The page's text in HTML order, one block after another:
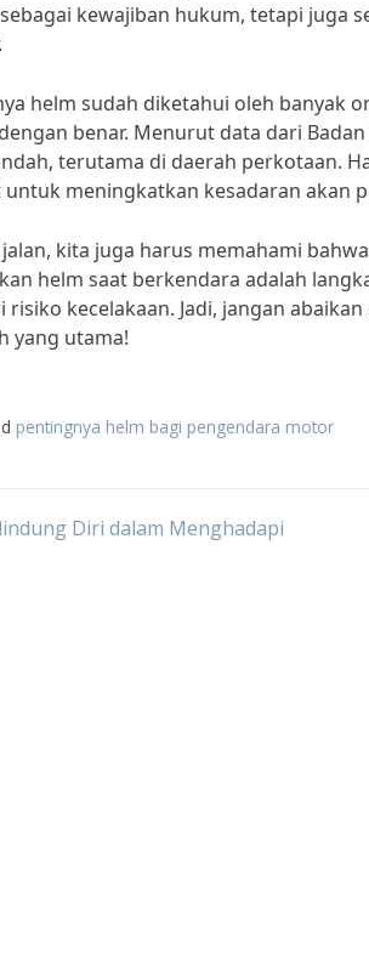
kewajiban hukum, tetapi juga
helm sudah diketahui oleh banyak
benar. Menurut data dari
terutama di daerah perkotaan.
meningkatkan kesadaran akan
kita juga harus memahami
helm saat berkendara adalah
kecelakaan. Jadi, jangan
yang utama!
pentingnya helm bagi pengendara motor
Diri dalam Menghadapi